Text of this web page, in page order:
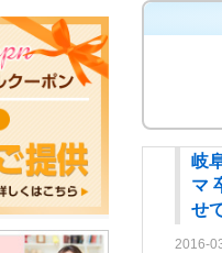
岐
マ
せ
2016-